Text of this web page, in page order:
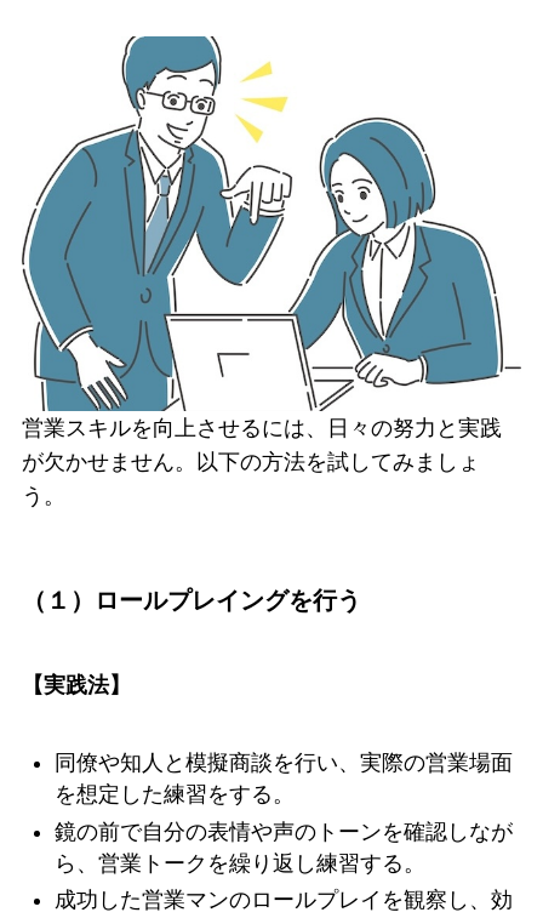
営業スキルを向上させるには、日々の努力と実践
が欠かせません。以下の方法を試してみましょ
う。
（１）ロールプレイングを行う
【実践法】
同僚や知人と模擬商談を行い、実際の営業場面
を想定した練習をする。
鏡の前で自分の表情や声のトーンを確認しなが
ら、営業トークを繰り返し練習する。
成功した営業マンのロールプレイを観察し、効